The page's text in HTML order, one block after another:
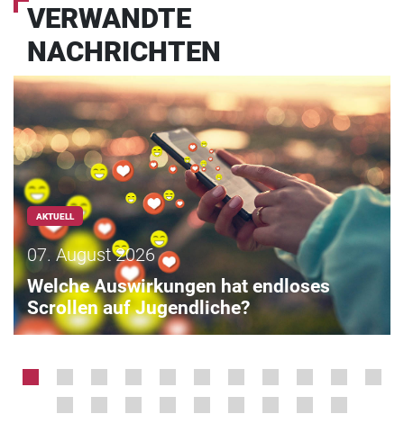
VERWANDTE
NACHRICHTEN
AKTUELL
07. August 2026
Welche Auswirkungen hat endloses
Scrollen auf Jugendliche?